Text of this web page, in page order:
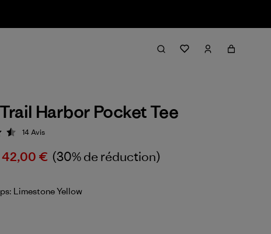
Harbor Pocket Tee
4.5 / 5
14Avis
42,00 € (30% de réduction)
Limestone Yellow